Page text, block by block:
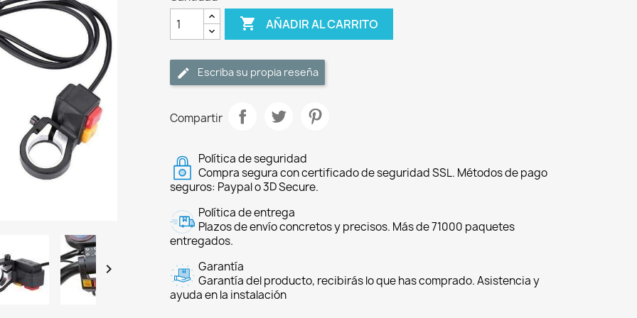

 AÑADIR AL CARRITO
Escriba su propia reseña
Compartir
Política de seguridad
Compra segura con certificado de seguridad SSL. Métodos de pago
seguros: Paypal o 3D Secure.
Política de entrega
Plazos de envío concretos y precisos. Más de 71000 paquetes
entregados.
Garantía
Garantía del producto, recibirás lo que has comprado. Asistencia y
ayuda en la instalación